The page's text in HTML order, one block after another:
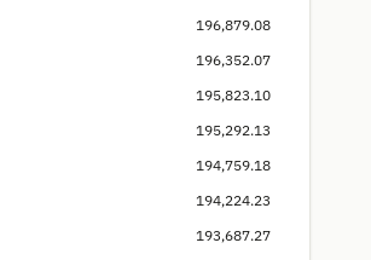
196,879.08
196,352.07
195,823.10
195,292.13
194,759.18
194,224.23
193,687.27